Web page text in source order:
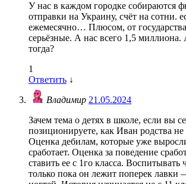
У нас в каждом городке собираются
отправки на Украину, счёт на сотни.
ежемесячно… Плюсом, от
серьёзные. А нас всего 1,5
тогда?
1
Ответить ↓
Владимир 21.05.2024
Зачем тема о детях в школе, если вы
позиционируете, как Иван родства
Оценка дебилам, которые уже
сработает. Оценка за поведение
ставить ее с 1го класса. Воспитывать
только пока он лежит поперек